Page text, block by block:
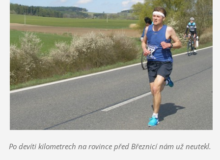
Po devíti kilometrech na rovince před Březnicí nám už neutekl.